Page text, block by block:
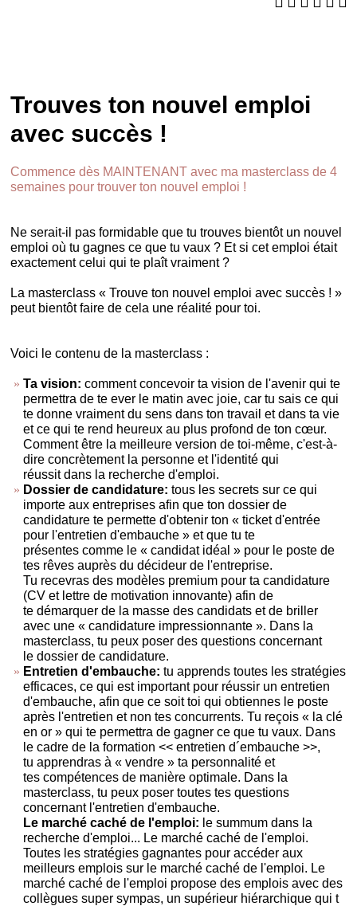
Trouves ton nouvel emploi
avec succès !
Commence dès MAINTENANT avec ma masterclass de 4
semaines pour trouver ton nouvel emploi !
Ne serait-il pas formidable que tu trouves bientôt un nouvel
emploi où tu gagnes ce que tu vaux ? Et si cet emploi était
exactement celui qui te plaît vraiment ?
La masterclass « Trouve ton nouvel emploi avec succès ! »
peut bientôt faire de cela une réalité pour toi.
Voici le contenu de la masterclass :
Ta vision: comment concevoir ta vision de l'avenir qui te
permettra de te ever le matin avec joie, car tu sais ce qui
te donne vraiment du sens dans ton travail et dans ta vie
et ce qui te rend heureux au plus profond de ton cœur.
Comment être la meilleure version de toi-même, c'est-à-
dire concrètement la personne et l'identité qui
réussit dans la recherche d'emploi.
Dossier de candidature: tous les secrets sur ce qui
importe aux entreprises afin que ton dossier de
candidature te permette d'obtenir ton « ticket d'entrée
pour l'entretien d'embauche » et que tu te
présentes comme le « candidat idéal » pour le poste de
tes rêves auprès du décideur de l'entreprise.
Tu recevras des modèles premium pour ta candidature
(CV et lettre de motivation innovante) afin de
te démarquer de la masse des candidats et de briller
avec une « candidature impressionnante ». Dans la
masterclass, tu peux poser des questions concernant
le dossier de candidature.
Entretien d'embauche: tu apprends toutes les stratégies
efficaces, ce qui est important pour réussir un entretien
d'embauche, afin que ce soit toi qui obtiennes le poste
après l'entretien et non tes concurrents. Tu reçois « la clé
en or » qui te permettra de gagner ce que tu vaux. Dans
le cadre de la formation << entretien d´embauche >>,
tu apprendras à « vendre » ta personnalité et
tes compétences de manière optimale. Dans la
masterclass, tu peux poser toutes tes questions
concernant l'entretien d'embauche.
Le marché caché de l'emploi: le summum dans la
recherche d'emploi... Le marché caché de l'emploi.
Toutes les stratégies gagnantes pour accéder aux
meilleurs emplois sur le marché caché de l'emploi. Le
marché caché de l'emploi propose des emplois avec des
collègues super sympas, un supérieur hiérarchique qui t